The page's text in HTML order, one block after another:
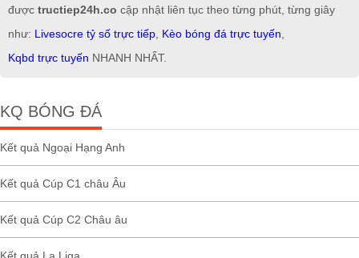
được tructiep24h.co cập nhật liên tục theo từng phút, từng giây
như: Livesocre tỷ số trực tiếp Kèo bóng đá trực tuyến
Kqbd trực tuyến NHANH NHẤT.
KQ BÓNG ĐÁ
Kết quả Ngoại Hạng Anh
Kết quả Cúp C1 châu Âu
Kết quả Cúp C2 Châu âu